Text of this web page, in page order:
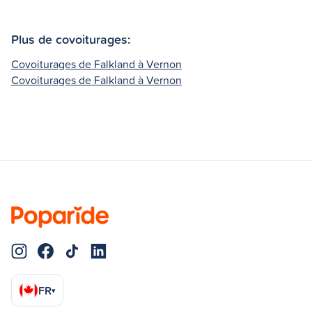
Plus de covoiturages:
Covoiturages de Falkland à Vernon
Covoiturages de Falkland à Vernon
FR▾